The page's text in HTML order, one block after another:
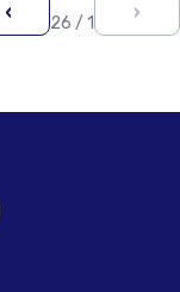
‹
1 / 26
›